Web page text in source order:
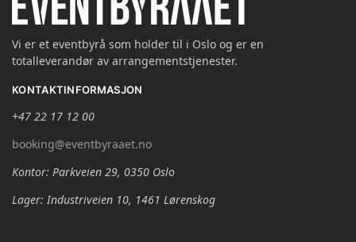
Vi er et eventbyrå som holder til i Oslo og er en
totalleverandør av arrangementstjenester.
KONTAKTINFORMASJON
+47 22 17 12 00
booking@eventbyraaet.no
Kontor: Parkveien 29, 0350 Oslo
Lager: Industriveien 10, 1461 Lørenskog